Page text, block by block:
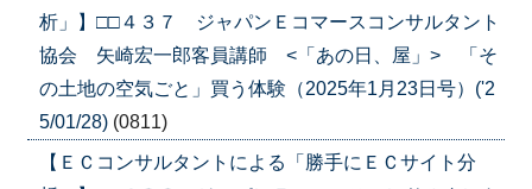
析」】□□４３７ ジャパンＥコマースコンサルタント
協会 矢崎宏一郎客員講師 <「あの日、屋」> 「そ
の土地の空気ごと」買う体験（2025年1月23日号）('2
5/01/28) (0811)
【ＥＣコンサルタントによる「勝手にＥＣサイト分